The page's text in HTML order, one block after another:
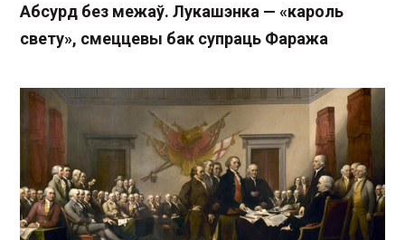
Абсурд без межаў. Лукашэнка — «кароль
свету», смеццевы бак супраць Фаража